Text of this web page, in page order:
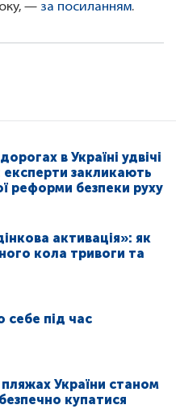
— за посиланням.
в Україні удвічі
закликають
реформи безпеки руху
активація»: як
кола тривоги та
себе під час
України станом
купатися